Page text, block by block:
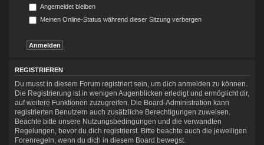
REGISTRIEREN
KONTAKT
SUCHE
Angemeldet bleiben
Meinen Online-Status während dieser Sitzung verbergen
REGISTRIEREN
Du musst in diesem Forum registriert sein, um dich anmelden zu können.
Die Registrierung ist in wenigen Augenblicken erledigt und ermöglicht dir,
auf weitere Funktionen zuzugreifen. Die Board-Administration kann
registrierten Benutzern auch zusätzliche Berechtigungen zuweisen.
Beachte bitte unsere Nutzungsbedingungen und die verwandten
Regelungen, bevor du dich registrierst. Bitte beachte auch die jeweiligen
Forenregeln, wenn du dich in diesem Board bewegst.